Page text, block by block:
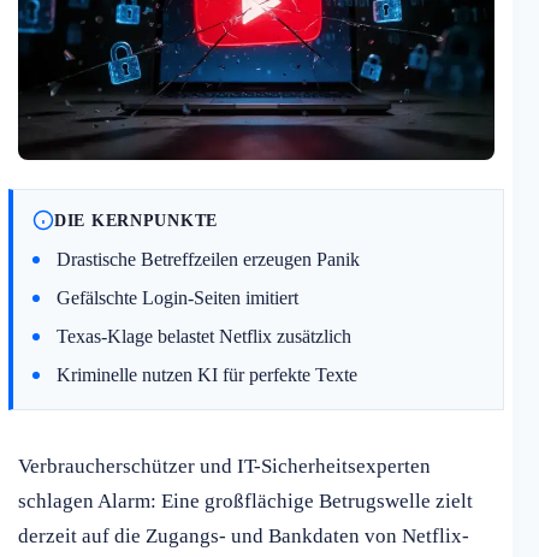
DIE KERNPUNKTE
Drastische Betreffzeilen erzeugen Panik
Gefälschte Login-Seiten imitiert
Texas-Klage belastet Netflix zusätzlich
Kriminelle nutzen KI für perfekte Texte
Verbraucherschützer und IT-Sicherheitsexperten
schlagen Alarm: Eine großflächige Betrugswelle zielt
derzeit auf die Zugangs- und Bankdaten von Netflix-